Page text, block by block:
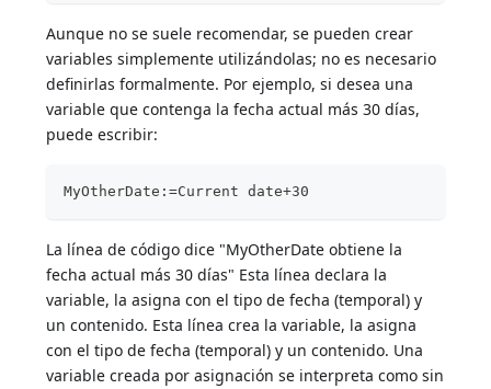
Aunque no se suele recomendar, se pueden crear
variables simplemente utilizándolas; no es necesario
definirlas formalmente. Por ejemplo, si desea una
variable que contenga la fecha actual más 30 días,
puede escribir:
MyOtherDate:=Current date+30
La línea de código dice "MyOtherDate obtiene la
fecha actual más 30 días" Esta línea declara la
variable, la asigna con el tipo de fecha (temporal) y
un contenido. Esta línea crea la variable, la asigna
con el tipo de fecha (temporal) y un contenido. Una
variable creada por asignación se interpreta como sin